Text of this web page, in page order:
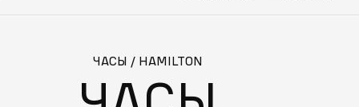
ЧАСЫ / HAMILTON